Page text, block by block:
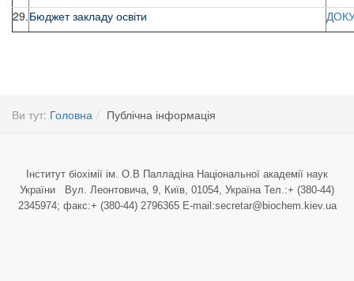
29.Бюджет закладу освіти
Ви тут: Головна Публічна інформація
Інститут біохімії ім. О.В Палладіна Національної академії наук
України Вул. Леонтовича, 9, Київ, 01054, Україна Тел.:+ (380-44)
2345974; факс:+ (380-44) 2796365 E-mail:secretar@biochem.kiev.ua